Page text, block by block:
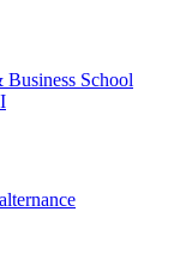
School